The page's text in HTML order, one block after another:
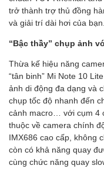
trở thành trợ thủ đồng
và giải trí dài hơi của bạn.
“Bậc thầy” chụp ảnh
Thừa kế hiệu năng
“tân binh” Mi Note 10
ảnh di động đa dạng và
chụp tốc độ nhanh đến
cảnh macro… với cụm 4
thuộc về camera chính
IMX686 cao cấp, không
còn có khả năng quay
cùng chức năng quay